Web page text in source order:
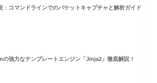
：コマンドラインでのパケットキャプチャと解析ガイド
の強力なテンプレートエンジン「Jinja2」徹底解説！